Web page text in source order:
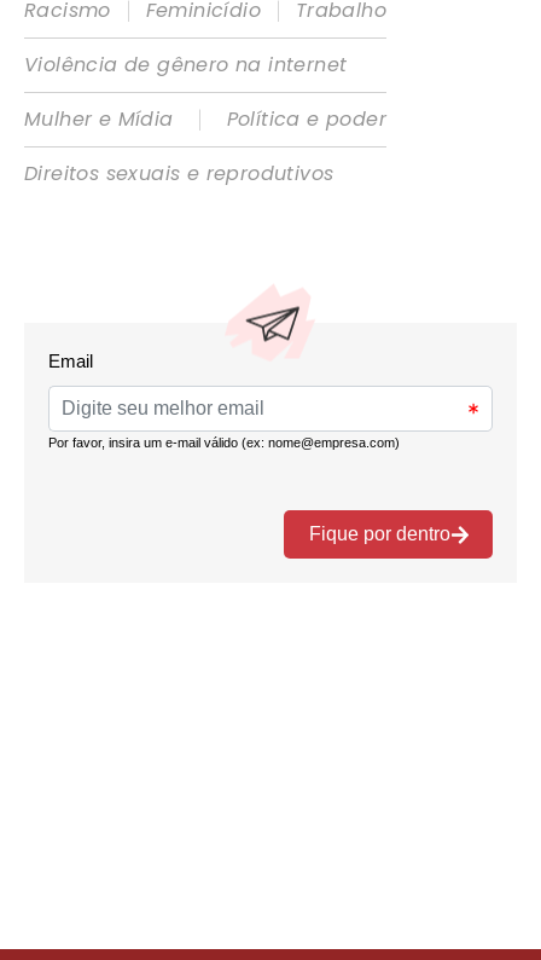
Racismo
| Feminicídio |
Trabalho
Violência de gênero na internet
Mulher e Mídia
|
Política e poder
Direitos sexuais e reprodutivos